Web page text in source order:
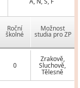
Roční
školné
Možnost
studia pro ZP
0
Zrakově,
Sluchově,
Tělesně